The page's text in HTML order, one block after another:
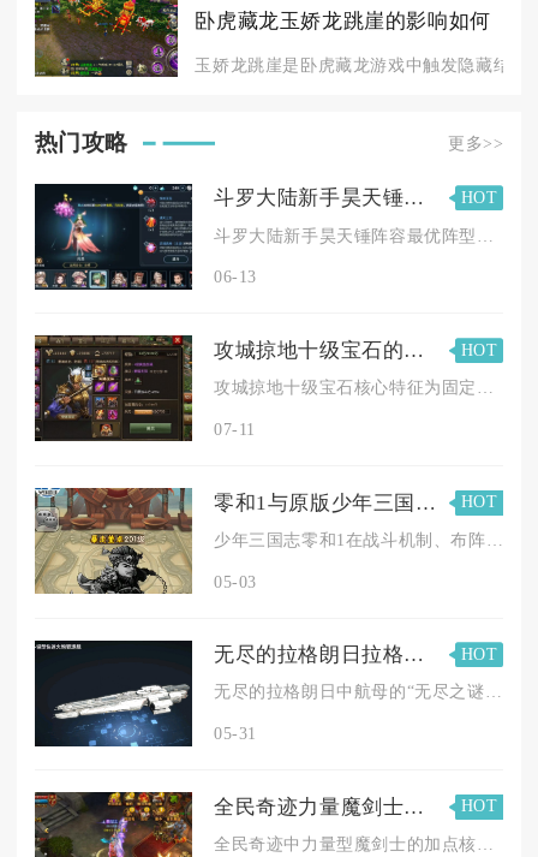
卧虎藏龙玉娇龙跳崖的影响如何
玉娇龙跳崖是卧虎藏龙游戏中触发隐藏结局
热门攻略 更多>>
斗罗大陆新手昊天锤阵容的阵型应该怎么设置
HOT
06-13
攻城掠地十级宝石的特征属性有哪些
HOT
攻城掠地十级宝石核心特征为固定攻防兵力高额基础加成、解锁三技...
07-11
零和1与原版少年三国志有何不同特点
HOT
05-03
无尽的拉格朗日拉格朗日航母的无尽之谜在哪解答
HOT
无尽的拉格朗日中航母的“无尽之谜”位于星图坐标-1420,2...
05-31
全民奇迹力量魔剑士加点有什么技巧需要掌握
HOT